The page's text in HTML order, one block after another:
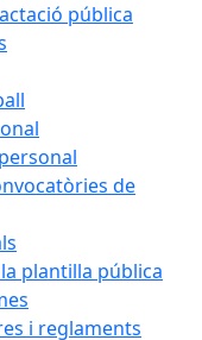
pública
de
plantilla pública
i reglaments